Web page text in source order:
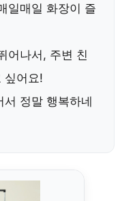
일매일 화장이 즐
어나서, 주변 친
싶어요!
정말 행복하네